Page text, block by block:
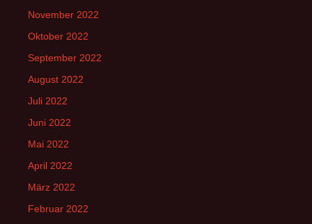
November 2022
Oktober 2022
September 2022
August 2022
Juli 2022
Juni 2022
Mai 2022
April 2022
März 2022
Februar 2022